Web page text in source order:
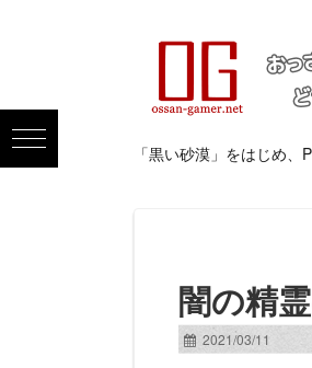
「黒い砂漠」をはじめ
闇の精
2021/03/11